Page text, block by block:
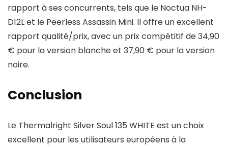
rapport à ses concurrents, tels que le Noctua NH-
D12L et le Peerless Assassin Mini. Il offre un excellent
rapport qualité/prix, avec un prix compétitif de 34,90
€ pour la version blanche et 37,90 € pour la version
noire.
Conclusion
Le Thermalright Silver Soul 135 WHITE est un choix
excellent pour les utilisateurs européens à la